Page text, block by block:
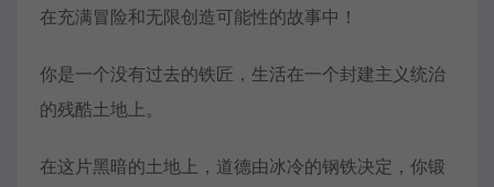
在充满冒险和无限创造可能性的故事中！
你是一个没有过去的铁匠，生活在一个封建主义统治
的残酷土地上。
在这片黑暗的土地上，道德由冰冷的钢铁决定，你锻